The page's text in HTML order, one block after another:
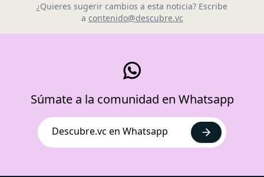
¿Quieres sugerir cambios a esta noticia? Escribe
a contenido@descubre.vc
Súmate a la comunidad en Whatsapp
Descubre.vc en Whatsapp